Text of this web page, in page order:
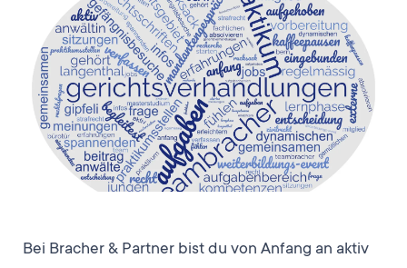
Bei Bracher & Partner bist du von Anfang an aktiv